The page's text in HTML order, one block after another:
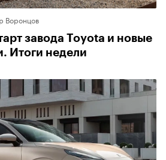
Воронцов
завода Toyota и новые
Итоги недели